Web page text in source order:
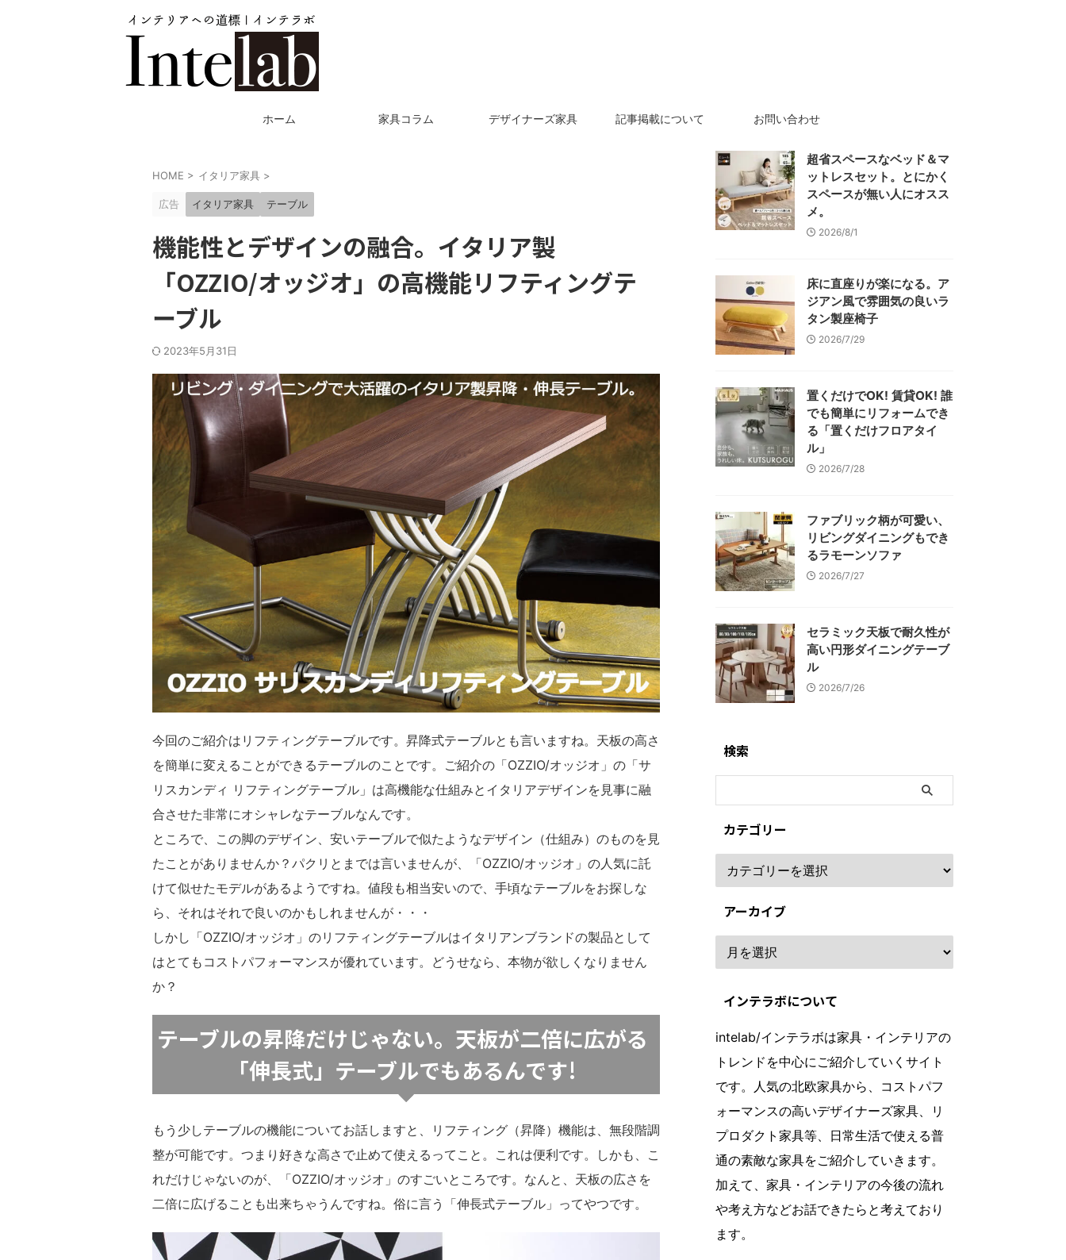
ホーム 家具コラム デザイナーズ家具 記事掲載について お問い合わせ
HOME > イタリア家具 >
広告 イタリア家具 テーブル
機能性とデザインの融合。イタリア製
「OZZIO/オッジオ」の高機能リフティングテ
ーブル
2023年5月31日
今回のご紹介はリフティングテーブルです。昇降式テーブルとも言いますね。天板の高さ
を簡単に変えることができるテーブルのことです。ご紹介の「OZZIO/オッジオ」の「サ
リスカンディ リフティングテーブル」は高機能な仕組みとイタリアデザインを見事に融
合させた非常にオシャレなテーブルなんです。
ところで、この脚のデザイン、安いテーブルで似たようなデザイン（仕組み）のものを見
たことがありませんか？パクリとまでは言いませんが、「OZZIO/オッジオ」の人気に託
けて似せたモデルがあるようですね。値段も相当安いので、手頃なテーブルをお探しな
ら、それはそれで良いのかもしれませんが・・・
しかし「OZZIO/オッジオ」のリフティングテーブルはイタリアンブランドの製品として
はとてもコストパフォーマンスが優れています。どうせなら、本物が欲しくなりません
か？
テーブルの昇降だけじゃない。天板が二倍に広がる
「伸長式」テーブルでもあるんです!
もう少しテーブルの機能についてお話しますと、リフティング（昇降）機能は、無段階調
整が可能です。つまり好きな高さで止めて使えるってこと。これは便利です。しかも、こ
れだけじゃないのが、「OZZIO/オッジオ」のすごいところです。なんと、天板の広さを
二倍に広げることも出来ちゃうんですね。俗に言う「伸長式テーブル」ってやつです。
超省スペースなベッド＆マ
ットレスセット。とにかく
スペースが無い人にオスス
メ。
2026/8/1
床に直座りが楽になる。ア
ジアン風で雰囲気の良いラ
タン製座椅子
2026/7/29
置くだけでOK! 賃貸OK! 誰
でも簡単にリフォームでき
る「置くだけフロアタイ
ル」
2026/7/28
ファブリック柄が可愛い、
リビングダイニングもでき
るラモーンソファ
2026/7/27
セラミック天板で耐久性が
高い円形ダイニングテーブ
ル
2026/7/26
検索
カテゴリー
アーカイブ
インテラボについて
intelab/インテラボは家具・インテリアの
トレンドを中心にご紹介していくサイト
です。人気の北欧家具から、コストパフ
ォーマンスの高いデザイナーズ家具、リ
プロダクト家具等、日常生活で使える普
通の素敵な家具をご紹介していきます。
加えて、家具・インテリアの今後の流れ
や考え方などお話できたらと考えており
ます。